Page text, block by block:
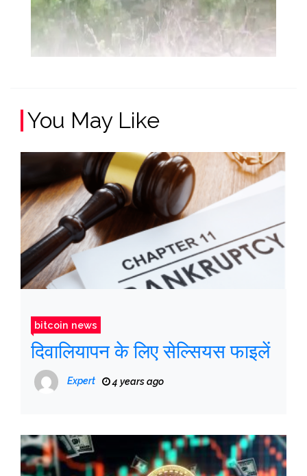
You May Like
bitcoin news
दिवालियापन के लिए सेल्सियस फाइलें
Expert 4 years ago